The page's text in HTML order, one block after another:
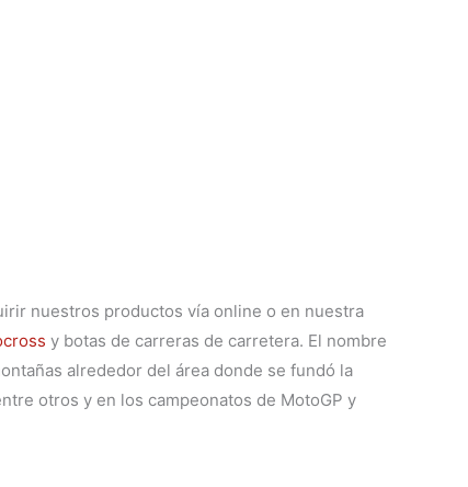
nuestros productos vía online o en nuestra
y botas de carreras de carretera. El nombre
alrededor del área donde se fundó la
otros y en los campeonatos de MotoGP y